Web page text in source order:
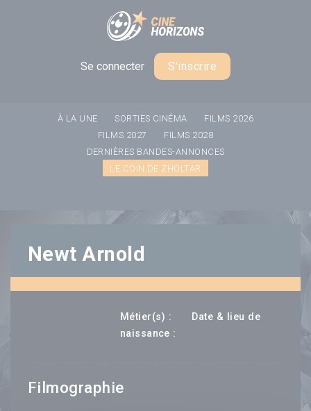
Se connecter S'inscrire
À LA UNE SORTIES CINÉMA
FILMS 2026
FILMS 2027
FILMS 2028
DERNIÈRES BANDES-ANNONCES
LE COIN DE ZHOLTAR
Newt Arnold
Métier(s) :
Date & lieu de
naissance :
Filmographie
Panneau de gestion des cookies